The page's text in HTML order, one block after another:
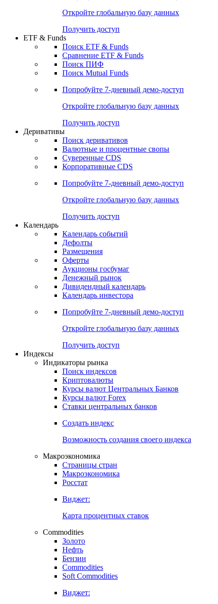
Откройте глобальную базу данных
Получить доступ
ETF & Funds
Поиск ETF & Funds
Сравнение ETF & Funds
Поиск ПИФ
Поиск Mutual Funds
Попробуйте 7-дневный демо-доступ
Откройте глобальную базу данных
Получить доступ
Деривативы
Поиск деривативов
Валютные и процентные свопы
Суверенные CDS
Корпоративные CDS
Попробуйте 7-дневный демо-доступ
Откройте глобальную базу данных
Получить доступ
Календарь
Календарь событий
Дефолты
Размещения
Оферты
Аукционы госбумаг
Денежный рынок
Дивидендный календарь
Календарь инвестора
Попробуйте 7-дневный демо-доступ
Откройте глобальную базу данных
Получить доступ
Индексы
Индикаторы рынка
Поиск индексов
Криптовалюты
Курсы валют Центральных Банков
Курсы валют Forex
Ставки центральных банков
Создать индекс
Возможность создания своего индекса
Макроэкономика
Страницы стран
Макроэкономика
Росстат
Виджет:
Карта процентных ставок
Commodities
Золото
Нефть
Бензин
Commodities
Soft Commodities
Виджет: